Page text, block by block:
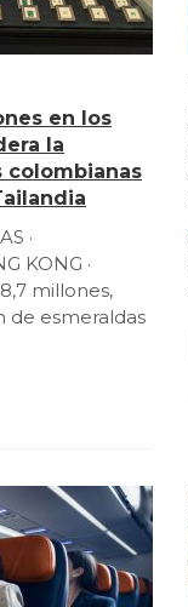
en los
la
colombianas
·
KONG ·
millones,
de esmeraldas